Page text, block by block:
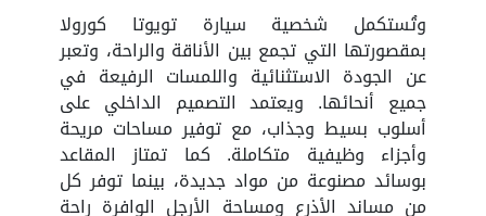
وتُستكمل شخصية سيارة تويوتا كورولا
بمقصورتها التي تجمع بين الأناقة والراحة، وتعبر
عن الجودة الاستثنائية واللمسات الرفيعة في
جميع أنحائها. ويعتمد التصميم الداخلي على
أسلوب بسيط وجذاب، مع توفير مساحات مريحة
وأجزاء وظيفية متكاملة. كما تمتاز المقاعد
بوسائد مصنوعة من مواد جديدة، بينما توفر كل
من مساند الأذرع ومساحة الأرجل الوافرة راحة